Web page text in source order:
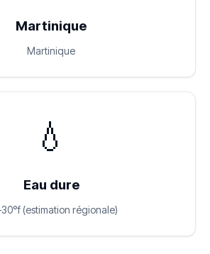
Martinique
Martinique
💧
Eau dure
(estimation régionale)